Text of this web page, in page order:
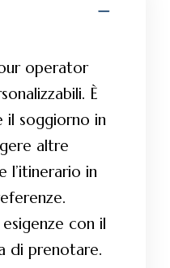
operator
È
il soggiorno in
altre
l’itinerario in
con il
di prenotare.